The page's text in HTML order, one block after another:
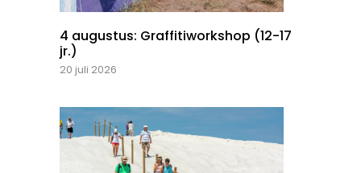
4 augustus: Graffitiworkshop (12-17
jr.)
20 juli 2026